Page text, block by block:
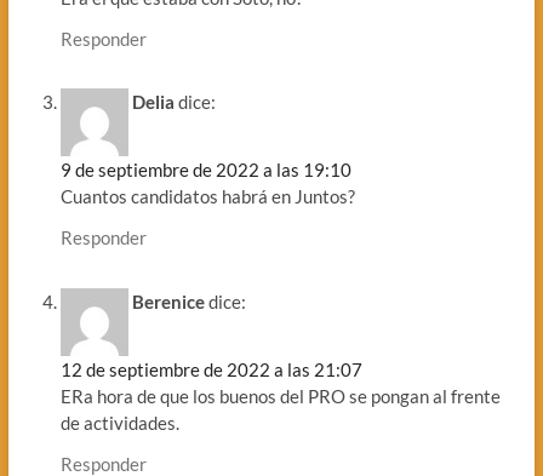
Responder
Delia dice:
9 de septiembre de 2022 a las 19:10
Cuantos candidatos habrá en Juntos?
Responder
Berenicedice:
12 de septiembre de 2022 a las 21:07
ERa hora de que los buenos del PRO se pongan al frente
de actividades.
Responder